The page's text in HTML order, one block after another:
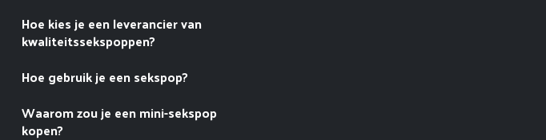
Hoe kies je een leverancier van
kwaliteitssekspoppen?
Hoe gebruik je een sekspop?
Waarom zou je een mini-sekspop
kopen?